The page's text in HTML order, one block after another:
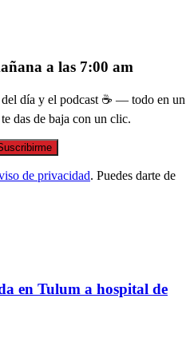
a las 7:00 am
día y el podcast ☕ — todo en un
das de baja con un clic.
de privacidad. Puedes darte de
en Tulum a hospital de